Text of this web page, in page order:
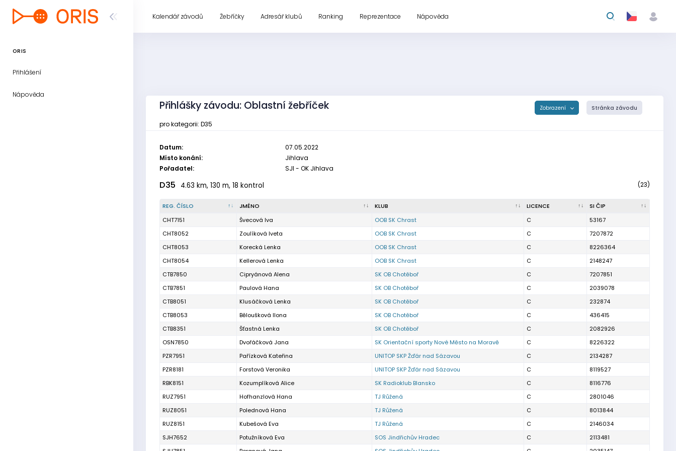
ORIS
Přihlášení
Nápověda
Kalendář závodů Žebříčky Adresář klubů Ranking Reprezentace Nápověda
Přihlášky závodu: Oblastní žebříček Zobrazení Stránka závodu
pro kategorii: D35
Datum:
07.05.2022
Místo konání:
Jihlava
Pořadatel:
SJI - OK Jihlava
D35 4.63 km, 130 m, 18 kontrol (23)
REG. ČÍSLO JMÉNO KLUB LICENCE
SI ČIP
CHT7151
Švecová Iva OOB SK Chrast C
53167
CHT8052
Zoulíková Iveta OOB SK Chrast C
7207872
CHT8053
Korecká Lenka OOB SK Chrast C
8226364
CHT8054
Kellerová Lenka OOB SK Chrast C
2148247
CTB7850
Cipryánová Alena SK OB Chotěboř C
7207851
CTB7851
Paulová Hana SK OB Chotěboř C
2039078
CTB8051
Klusáčková Lenka SK OB Chotěboř C
232874
CTB8053
Běloušková Ilona SK OB Chotěboř C
436415
CTB8351
Šťastná Lenka SK OB Chotěboř C
2082926
OSN7850
Dvořáčková Jana SK Orientační sporty Nové Město na Moravě C
8226322
PZR7951
Pařízková Kateřina UNITOP SKP Žďár nad Sázavou C
2134287
PZR8181
Forstová Veronika UNITOP SKP Žďár nad Sázavou C
8119527
RBK8151
Kozumplíková Alice SK Radioklub Blansko C
8116776
RUZ7951
Hofhanzlová Hana TJ Růžená C
2801046
RUZ8051
Polednová Hana TJ Růžená C
8013844
RUZ8151
Kubešová Eva TJ Růžená C
2146034
SJH7652
Potužníková Eva SOS Jindřichův Hradec C
2113481